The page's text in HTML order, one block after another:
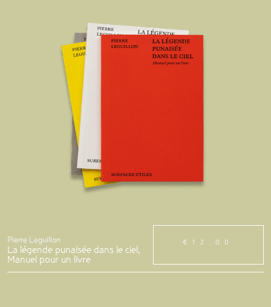
Pierre Leguillon
La légende punaisée dans le ciel,
Manuel pour un livre
€12.00